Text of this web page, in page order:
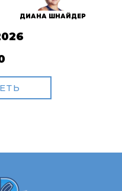
ДИАНА ШНАЙДЕР